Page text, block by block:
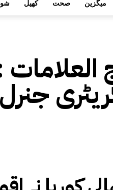
کھیل صحت میگزین
العلامات